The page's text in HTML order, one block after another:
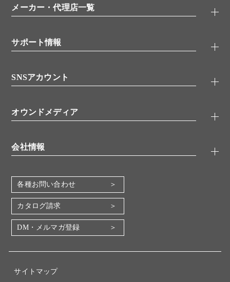
ウェビナー （オンラインセミナー）
学会・展示スケジュール
抗体
シグナル伝達
糖類／レクチン
分子生物
バイオメディカル(環境・食品)
機器・消耗品
メーカー・代理店一覧
代理店
サポート情報
アプリケーションノート
書類ダウンロード
SNSアカウント
YouTube
オウンドメディア
会社情報
会社概要
地図・アクセス（本社）
IR情報
電子公告
各種お問い合わせ
カタログ請求
DM・メルマガ登録
サイトマップ